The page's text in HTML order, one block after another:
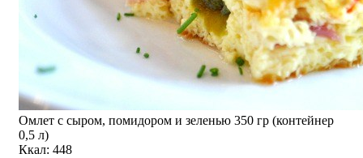
Омлет с сыром, помидором и зеленью 350 гр (контейнер
0,5 л)
Ккал: 448